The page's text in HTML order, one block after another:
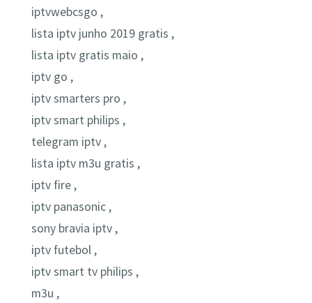
iptvwebcsgo ,
lista iptv junho 2019 gratis ,
lista iptv gratis maio ,
iptv go ,
iptv smarters pro ,
iptv smart philips ,
telegram iptv ,
lista iptv m3u gratis ,
iptv fire ,
iptv panasonic ,
sony bravia iptv ,
iptv futebol ,
iptv smart tv philips ,
m3u ,